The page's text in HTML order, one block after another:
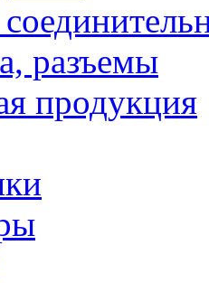
разъемы
продукция